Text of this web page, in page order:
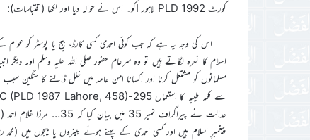
کورٹ PLD 1992 لاہور Iکو۔ اس نے حوالہ دیا اور لکھا (اقتباسات):
اس کی وجہ یہ ہے کہ جب کوئی احمدی کسی کارڈ، بیج یا پوسٹر کو عوام
اسلام کا نعرہ لگاتے ہیں تو وہ سرعام حضور صلی اللہ علیہ وسلم اور
مسلمانوں کو مشتعل کرنا اور اکسانا امن عامہ میں خلل ڈالنے کا
عدالت نے پیراگراف
پیغمبرِ اسلام ہیں اور کسی احمدی کے پہنے ہوئے بینروں یا بیجوں میں